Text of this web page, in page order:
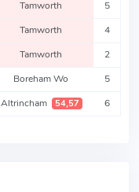
Tamworth 5
Tamworth 4
Tamworth 2
Boreham Wo 5
Altrincham 54,57 6